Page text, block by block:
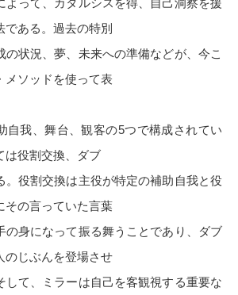
よって、カタルシスを得、自己洞察を援
である。過去の特別
の状況、夢、未来への準備などが、今こ
メソッドを使って表
自我、舞台、観客の5つで構成されてい
は役割交換、ダブ
。役割交換は主役が特定の補助自我と役
その言っていた言葉
の身になって振る舞うことであり、ダブ
のじぶんを登場させ
して、ミラーは自己を客観視する重要な